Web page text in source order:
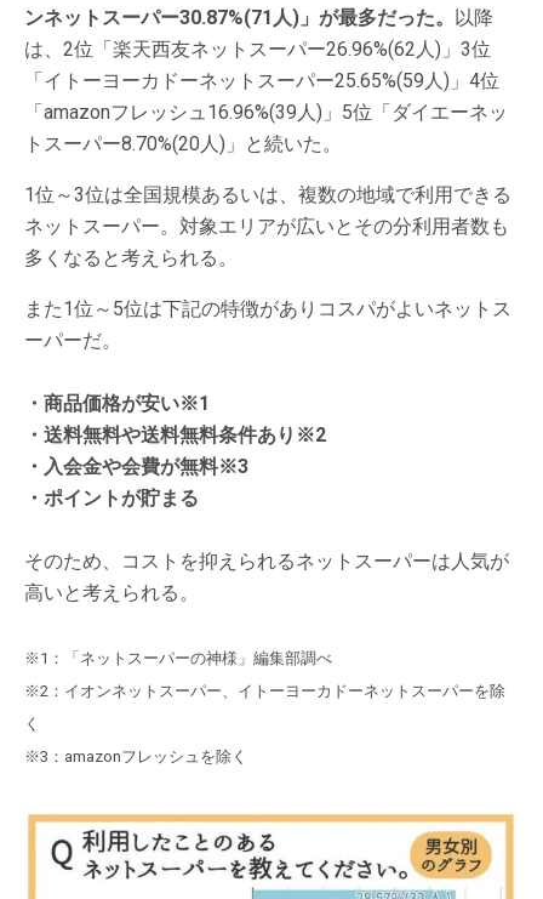
ンネットスーパー30.87%(71人)」が最多だった。
以降
は、2位「楽天西友ネットスーパー26.96%(62人)」3位
「イトーヨーカドーネットスーパー25.65%(59人)」4位
「amazonフレッシュ16.96%(39人)」5位「ダイエーネッ
トスーパー8.70%(20人)」と続いた。
1位～3位は全国規模あるいは、複数の地域で利用できる
ネットスーパー。対象エリアが広いとその分利用者数も
多くなると考えられる。
また1位～5位は下記の特徴がありコスパがよいネットス
ーパーだ。
・商品価格が安い※1
・送料無料や送料無料条件あり※2
・入会金や会費が無料※3
・ポイントが貯まる
そのため、コストを抑えられるネットスーパーは人気が
高いと考えられる。
※1：「ネットスーパーの神様」編集部調べ
※2：イオンネットスーパー、イトーヨーカドーネットスーパーを除
く
※3：amazonフレッシュを除く